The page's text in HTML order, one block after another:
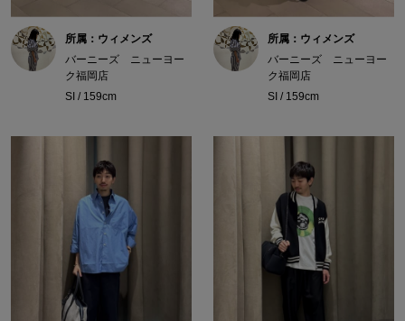
所属：ウィメンズ
バーニーズ ニューヨー
ク福岡店
SI / 159cm
所属：ウィメンズ
バーニーズ ニューヨー
ク福岡店
SI / 159cm